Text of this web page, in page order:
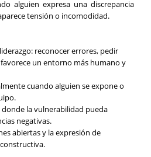
alguien expresa una discrepancia
tensión o incomodidad.
reconocer errores, pedir
un entorno más humano y
cuando alguien se expone o
donde la vulnerabilidad pueda
negativas.
abiertas y la expresión de